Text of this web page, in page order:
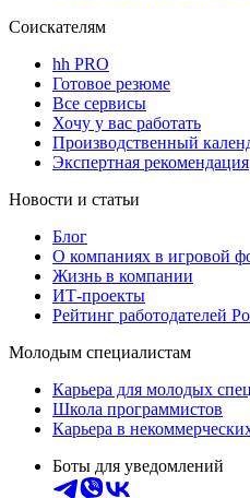
Соискателям
hh PRO
Готовое резюме
Все сервисы
Хочу у вас работать
Производственный
Экспертная рекомендация
Новости и статьи
Блог
О компаниях в игровой
Жизнь в компании
ИТ-проекты
Рейтинг работодателей
Молодым специалистам
Карьера для молодых
Школа программистов
Карьера в
Боты для уведомлений